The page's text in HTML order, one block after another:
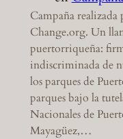
Campaña
Change.org. Un
puertorriqueña:
indiscriminada de
los parques de
parques bajo la
Nacionales de
Mayagüez,…